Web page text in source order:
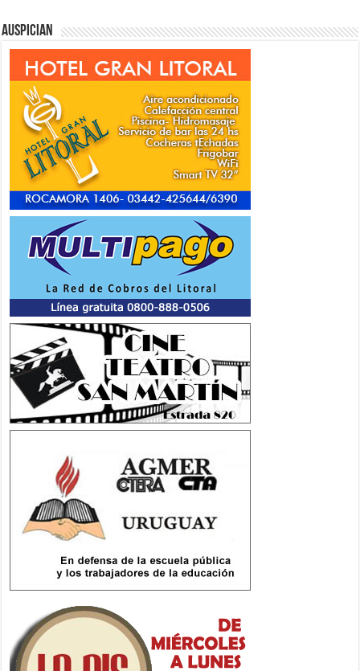
Auspician